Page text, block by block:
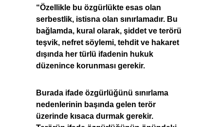
“Özellikle bu özgürlükte esas olan
serbestlik, istisna olan sınırlamadır. Bu
bağlamda, kural olarak, şiddet ve terörü
teşvik, nefret söylemi, tehdit ve hakaret
dışında her türlü ifadenin hukuk
düzenince korunması gerekir.
Burada ifade özgürlüğünü sınırlama
nedenlerinin başında gelen terör
üzerinde kısaca durmak gerekir.